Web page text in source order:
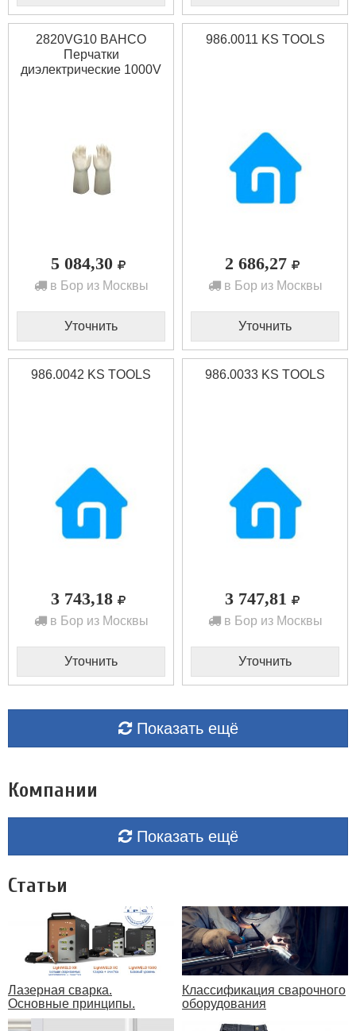
2820VG10 BAHCO
Перчатки
диэлектрические 1000V
5 084,30
в Бор из Москвы
Уточнить
986.0011 KS TOOLS
2 686,27
в Бор из Москвы
Уточнить
986.0042 KS TOOLS
3 743,18
в Бор из Москвы
Уточнить
986.0033 KS TOOLS
3 747,81
в Бор из Москвы
Уточнить
Показать ещё
Компании
Показать ещё
Статьи
Лазерная сварка.
Основные принципы.
Классификация сварочного
оборудования